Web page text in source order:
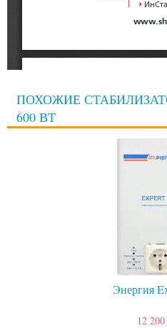
ПОХОЖИЕ
600 ВТ
Энергия
12